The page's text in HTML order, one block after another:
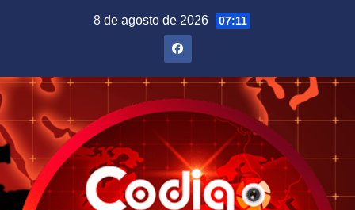
8 de agosto de 2026 07:11